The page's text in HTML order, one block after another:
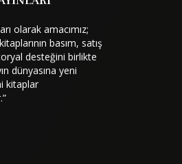
olarak amacımız;
basım, satış
desteğini birlikte
dünyasına yeni
kitaplar